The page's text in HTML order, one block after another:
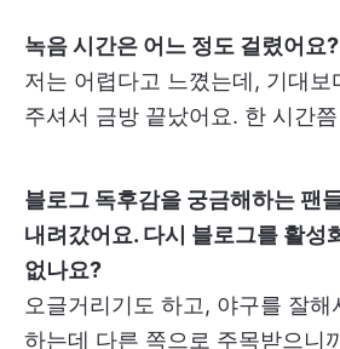
녹음 시간은 어느 정도 걸렸어요?
저는 어렵다고 느꼈는데, 기대보
주셔서 금방 끝났어요. 한 시간
블로그 독후감을 궁금해하는 팬
내려갔어요. 다시 블로그를 활성
없나요?
오글거리기도 하고, 야구를 잘해
하는데 다른 쪽으로 주목받으니